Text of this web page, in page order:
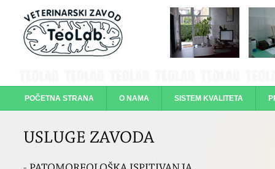
POČETNA STRANA O NAMA SISTEM KVALITETA